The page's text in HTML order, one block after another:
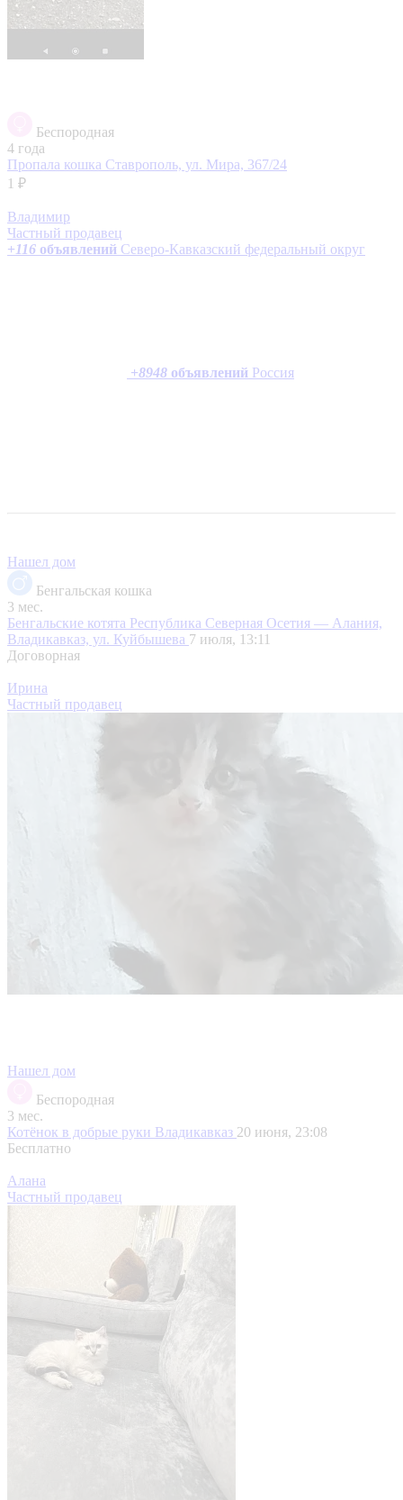
Беспородная
4 года
Пропала кошка Ставрополь, ул. Мира, 367/24
1 ₽
Владимир
Частный продавец
+116 объявлений Северо-Кавказский федеральный округ
+8948 объявлений Россия
Нашел дом
Бенгальская кошка
3 мес.
Бенгальские котята Республика Северная Осетия — Алания,
Владикавказ, ул. Куйбышева 7 июля, 13:11
Договорная
Ирина
Частный продавец
Нашел дом
Беспородная
3 мес.
Котёнок в добрые руки Владикавказ 20 июня, 23:08
Бесплатно
Алана
Частный продавец